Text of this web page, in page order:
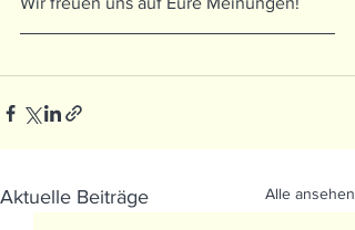
Aktuelle Beiträge Alle ansehen